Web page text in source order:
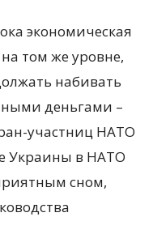
экономическая
том же уровне,
набивать
деньгами –
участниц НАТО
Украины в НАТО
сном,